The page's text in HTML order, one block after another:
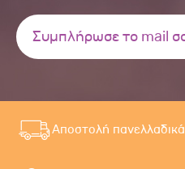
Αποστολή πανελλαδικά